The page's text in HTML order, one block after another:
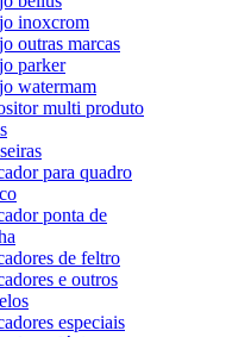
inoxcrom
outras marcas
parker
watermam
multi produto
para quadro
ponta de
de feltro
e outros
especiais